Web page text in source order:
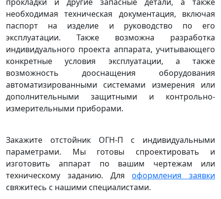
необходимая техническая документация, включая
паспорт на изделие и руководство по его
эксплуатации. Также возможна разработка
индивидуального проекта аппарата, учитывающего
конкретные условия эксплуатации, а также
возможность дооснащения оборудования
автоматизированными системами измерения или
дополнительными защитными и контрольно-
измерительными приборами.
Закажите отстойник ОГН-П с индивидуальными
параметрами. Мы готовы спроектировать и
изготовить аппарат по вашим чертежам или
техническому заданию. Дляоформления заявки
свяжитесь с нашими специалистами.